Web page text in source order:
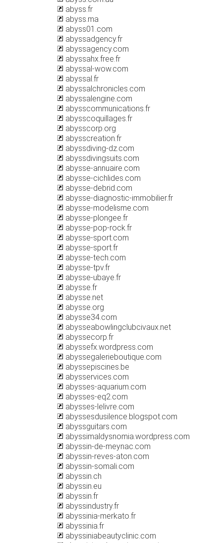
abyss.fr
abyss.ma
abyss01.com
abyssadgency.fr
abyssagency.com
abyssahx.free.fr
abyssal-wow.com
abyssal.fr
abyssalchronicles.com
abyssalengine.com
abysscommunications.fr
abysscoquillages.fr
abysscorp.org
abysscreation.fr
abyssdiving-dz.com
abyssdivingsuits.com
abysse-annuaire.com
abysse-cichlides.com
abysse-debrid.com
abysse-diagnostic-immobilier.fr
abysse-modelisme.com
abysse-plongee.fr
abysse-pop-rock.fr
abysse-sport.com
abysse-sport.fr
abysse-tech.com
abysse-tpv.fr
abysse-ubaye.fr
abysse.fr
abysse.net
abysse.org
abysse34.com
abysseabowlingclubcivaux.net
abyssecorp.fr
abyssefx.wordpress.com
abyssegalerieboutique.com
abyssepiscines.be
abysservices.com
abysses-aquarium.com
abysses-eq2.com
abysses-lelivre.com
abyssesdusilence.blogspot.com
abyssguitars.com
abyssimaldysnomia.wordpress.com
abyssin-de-meynac.com
abyssin-reves-aton.com
abyssin-somali.com
abyssin.ch
abyssin.eu
abyssin.fr
abyssindustry.fr
abyssinia-merkato.fr
abyssinia.fr
abyssiniabeautyclinic.com